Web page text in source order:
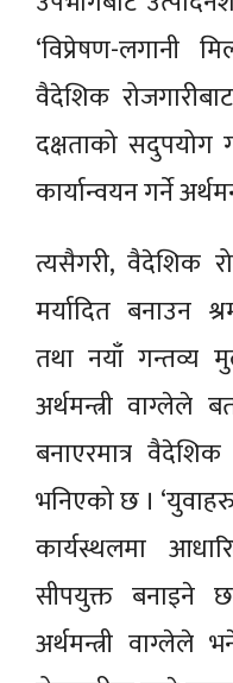
‘विप्रेषण-लगानी
वैदेशिक
दक्षताको सदुपयोग
कार्यान्वयन गर्ने
त्यसैगरी, वैदेशिक
मर्यादित बनाउन
तथा नयाँ गन्तव्य
अर्थमन्त्री वाग्लेले
बनाएरमात्र
भनिएको छ ।
कार्यस्थलमा
सीपयुक्त बनाइने
अर्थमन्त्री वाग्लेले